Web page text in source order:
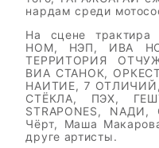
нардам среди
На сцене трактира
НОМ, НЭП, ИВА
ТЕРРИТОРИЯ
ВИА СТАНОК,
НАИТИЕ, 7
СТЁКЛА, ПЭХ,
STRAPONES,
Чёрт, Маша
друге артисты.